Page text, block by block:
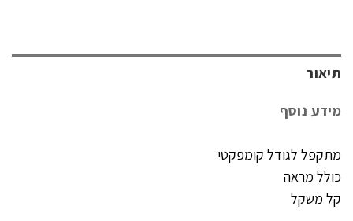
תיאור
מידע נוסף
מתקפל לגודל קומפקטי
כולל מראה
קל משקל